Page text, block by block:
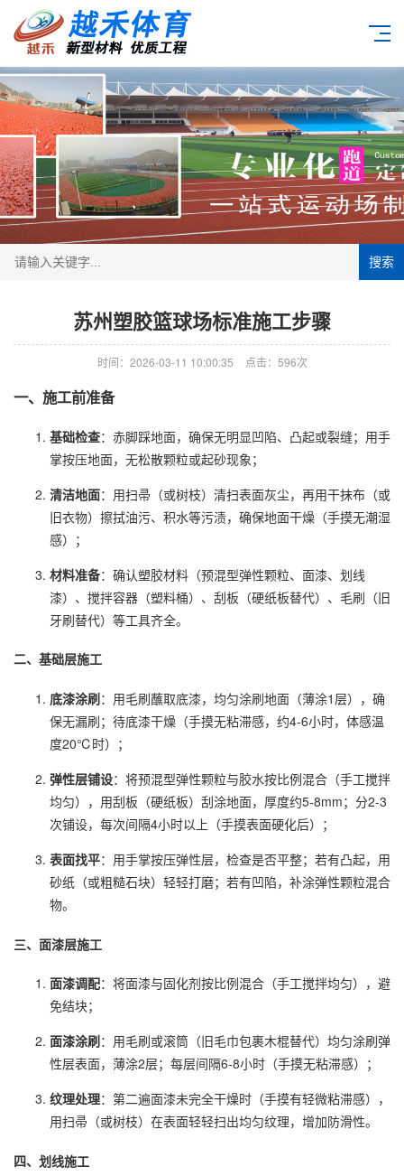
搜索
苏州塑胶篮球场标准施工步骤
时间：2026-03-11 10:00:35 点击：596次
一、施工前准备
基础检查：赤脚踩地面，确保无明显凹陷、凸起或裂缝；用手
掌按压地面，无松散颗粒或起砂现象；
清洁地面：用扫帚（或树枝）清扫表面灰尘，再用干抹布（或
旧衣物）擦拭油污、积水等污渍，确保地面干燥（手摸无潮湿
感）；
材料准备：确认塑胶材料（预混型弹性颗粒、面漆、划线
漆）、搅拌容器（塑料桶）、刮板（硬纸板替代）、毛刷（旧
牙刷替代）等工具齐全。
二、基础层施工
底漆涂刷：用毛刷蘸取底漆，均匀涂刷地面（薄涂1层），确
保无漏刷；待底漆干燥（手摸无粘滞感，约4-6小时，体感温
度20℃时）；
弹性层铺设：将预混型弹性颗粒与胶水按比例混合（手工搅拌
均匀），用刮板（硬纸板）刮涂地面，厚度约5-8mm；分2-3
次铺设，每次间隔4小时以上（手摸表面硬化后）；
表面找平：用手掌按压弹性层，检查是否平整；若有凸起，用
砂纸（或粗糙石块）轻轻打磨；若有凹陷，补涂弹性颗粒混合
物。
三、面漆层施工
面漆调配：将面漆与固化剂按比例混合（手工搅拌均匀），避
免结块；
面漆涂刷：用毛刷或滚筒（旧毛巾包裹木棍替代）均匀涂刷弹
性层表面，薄涂2层；每层间隔6-8小时（手摸无粘滞感）；
纹理处理：第二遍面漆未完全干燥时（手摸有轻微粘滞感），
用扫帚（或树枝）在表面轻轻扫出均匀纹理，增加防滑性。
四、划线施工